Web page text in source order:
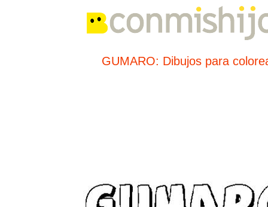
GUMARO: Dibujos para